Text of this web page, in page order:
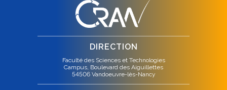
DIRECTION
Faculté des Sciences et Technologies
Campus, Boulevard des Aiguillettes
54506 Vandoeuvre-lès-Nancy